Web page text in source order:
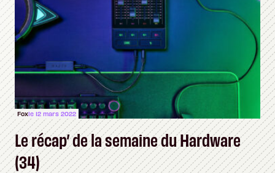
Foxle 12 mars 2022
Le récap’ de la semaine du Hardware
(34)